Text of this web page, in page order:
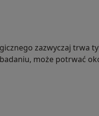
zazwyczaj trwa
może potrwać